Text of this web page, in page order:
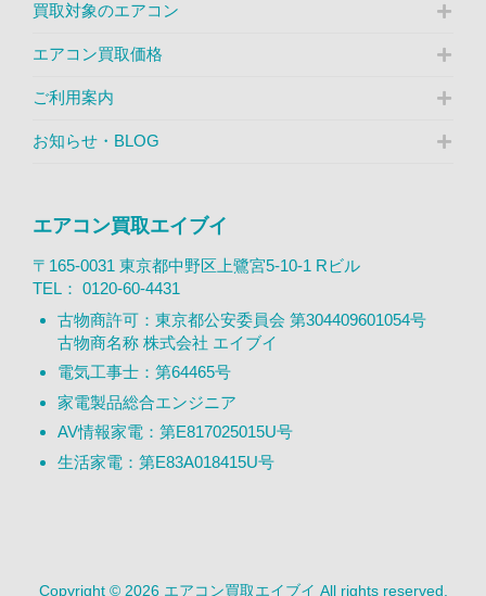
買取対象のエアコン
エアコン買取価格
ご利用案内
お知らせ・BLOG
エアコン買取エイブイ
〒165-0031 東京都中野区上鷺宮5-10-1 Rビル
TEL： 0120-60-4431
古物商許可：東京都公安委員会 第304409601054号
古物商名称 株式会社 エイブイ
電気工事士：第64465号
家電製品総合エンジニア
AV情報家電：第E817025015U号
生活家電：第E83A018415U号
Copyright © 2026 エアコン買取エイブイ All rights reserved.